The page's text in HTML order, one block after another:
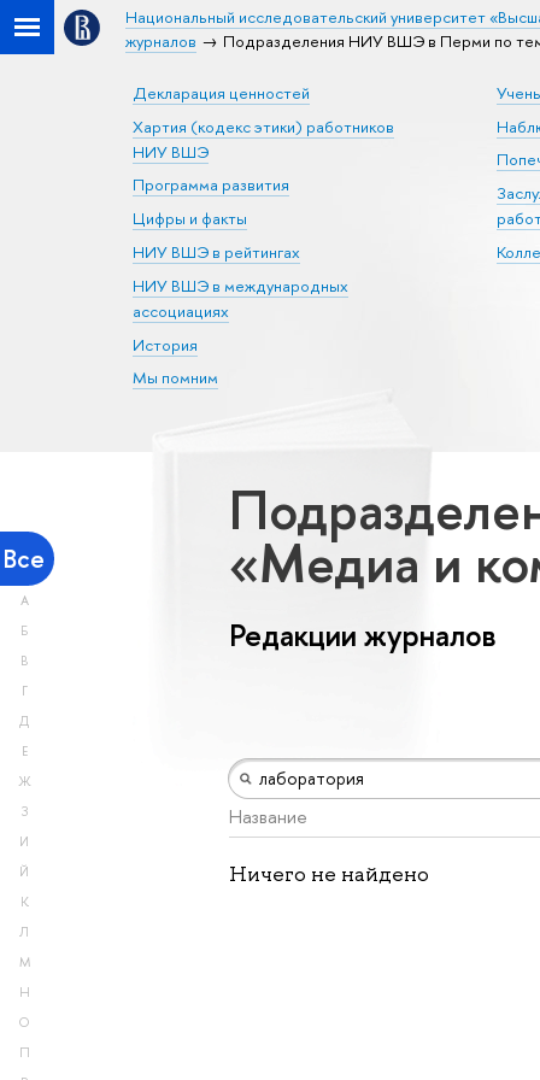
Национальный исследовательский университет
журналов
Подразделения НИУ ВШЭ в Перми по
Декларация ценностей
Хартия (кодекс этики) работников
НИУ ВШЭ
Программа развития
Цифры и факты
НИУ ВШЭ в рейтингах
НИУ ВШЭ в международных
ассоциациях
История
Мы помним
Все
А
Б
В
Г
Д
Е
Ж
З
И
Й
К
Л
М
Н
О
П
«Медиа и
Редакции журналов
Название
Ничего не найдено